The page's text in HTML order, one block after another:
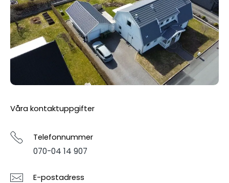
Våra kontaktuppgifter
Telefonnummer
070-04 14 907
E-postadress